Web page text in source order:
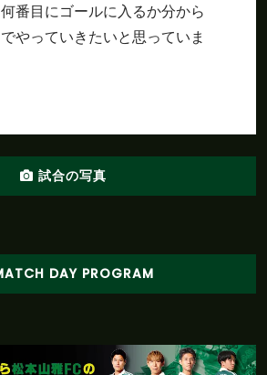
番目にゴールに入るか分から
やっていきたいと思っていま
試合の写真
DAY PROGRAM